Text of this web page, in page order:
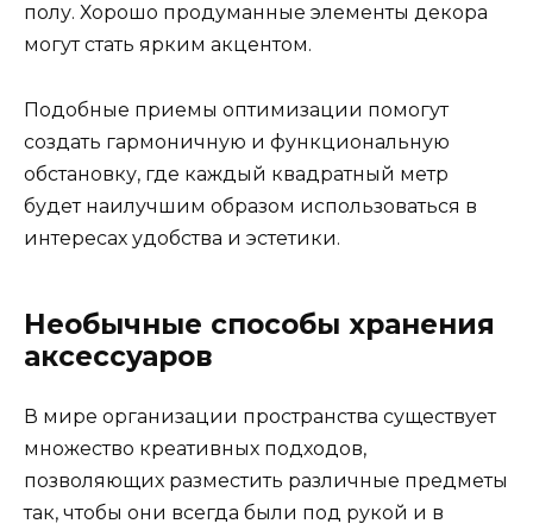
полу. Хорошо продуманные элементы декора
могут стать ярким акцентом.
Подобные приемы оптимизации помогут
создать гармоничную и функциональную
обстановку, где каждый квадратный метр
будет наилучшим образом использоваться в
интересах удобства и эстетики.
Необычные способы хранения
аксессуаров
В мире организации пространства существует
множество креативных подходов,
позволяющих разместить различные предметы
так, чтобы они всегда были под рукой и в